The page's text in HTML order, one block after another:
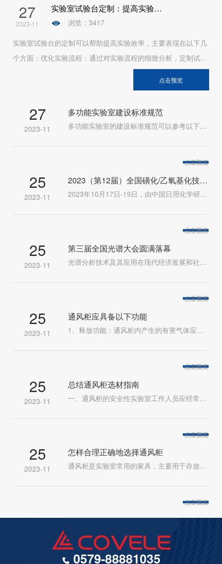
电路保护 / 防夹手定制服务
27
2023-11
实验室试验台定制：提高实验效率
浏览：3417
实验室试验台的定制可以帮助提高实验效率，主要表现在以下几
个方面：优化实验流程：通过对实验流程的细致分析，定制试验
件不适宜而导致的误差，从而提高实验精度。增加实验安全性：
定制试验台可以根据实验室的具体情况，提供完善的安全防护措
施，如防爆、防火、防电击等，从而增加实验安全性，保障实验
人员的生命安全。降低实验成本：定制试验台可以优化实验设备
配置，避免设备资源的浪费，同时也可以降低维护和维修的成
本，从而降低实验成本。提高实验舒适度：定制试验台可以根据
点击预览
27
2023-11
多功能实验室建设标准规范
多功能实验室的建设标准规范可以参考以下内容：实验室净高：常规实验室和研究工作室的室内净高，当不设置空气调节时，不宜低于2.70m；设置空气调节时，不应低于2.40m。走道净高不应低于2.20m。开间：常规实验室标准单元开间应由试验台宽度、布置方式及间距决定。实验台平行布置的标准单元，其开间不宜小于6.60m。进深：常规实验室单元进深应由实验台长度、通风柜及实验仪器设备布置决定，且不宜小于6.60m，无通风柜时，不宜小于5.70m。采光和通风：设置采暖及空气调节的科学实验室建筑，在满足采光要求的前提下，应减少外窗面积。设置空气调节的实验室外窗应具有良好的密闭性及隔热性，且宜设置不少于窗面积1/3的可开启窗扇。门：由1/2个标准单元组成的实验室的门洞宽度不应小于1m，高度不应小于2.10m。由一个及以上标准单元组成的实验室的门洞宽度不应小于1.20m，高度不应小于2.10m。实验室的门扇应设观察窗。设备间距：根据检验项目的不同，划分各区域的危险程度，按由低到高的顺序进行排列。装修和设备：在实验室建设过程中，应优先考虑“实用性”，根据检验项目的不同，对检验设备进行分类，形成可以同时开展不同检验项目的几个区域，赋予每个区域一定的功能性，最大限度地使每个区域可以独立完成所具有的特定功能。
点击预览
25
2023-11
2023（第12届）全国磺化/乙氧基化技术与市场研讨会在江门召开
2023年10月17日-19日，由中国日用化学研究院主办、赞宇科技集团股份有限公司特别协办的“2023(第12届)全国磺化/乙氧基化技术与市场研讨会”在广东省江门市召开，来自全国磺化/乙氧基化行业的150余位专家学者、企业代表莅临并出席本次会议。中国日用化学研究院院长耿涛致会议开幕词，赞宇科技集团副董事长方银军致欢迎词。会议围绕“突破瓶颈努力提升”主题，就我国目前发展面临经济结构调整以及产业化转型升级，针对如何突破传统技术与格局；如何提升产业的绿色化、集约化、智能化；如何实现产品多元化，使更多具有自主知识产权的新产品走出国门、走向世界等问题，从政策形势、发展趋势、投资导向、智能化转型、装置设备、新型技术和绿色循环等方面探讨了磺化乙氧基化的可持续创新发展问题。赞宇科技集团研发中心副主任史立文在会上做了《磺化产业发展现状及未来趋势分析》的分享和交流。19日上午，参会嘉宾集体来到广东赞宇科技有限公司进行参观交流。(本文转载自中国表面活性剂产业联盟)
点击预览
25
2023-11
第三届全国光谱大会圆满落幕
光谱分析技术及其应用在现代经济发展和社会生活中发挥了重要作用。近年来光谱分析技术领域的前沿技术和新应用不断涌现。2023年10月25日至27日第三届全国光谱大会在云南省红河哈尼族彝族自治州蒙自市成功举办。本次大会由北京理化分析测试技术学会主办，清华大学、北京大学、中国科学院化学研究所、国家重有色金属质量检验检测中心、中国检验检测学会测试装备分会协办，北京理化分析测试技术学会光谱分会承办。来自全国各大高校、科研院所、企业单位的光谱及相关领域的院士、专家、学者和技术精英聚集一堂，共同关注光谱新技术新应用，探讨光谱技术新发展，推进光谱事业的进步。岛津企业管理(中国)有限公司(以下简称“岛津”)继前两届大会之后，继续大力支持参与本会议，并带来题为《岛津新一代ICP-MIS技术助力新时代无机元素分析》的大会报告发表。云南省红河哈尼族彝族自治州科学技术局局长刘杰致辞北京矿冶研究总院/北京理化分析测试技术学会光谱分会冯先进研究员/理事长主持开幕式本次大会，中国科学院生态环境研究中心江桂斌院士等专家学者进行了30余场报告发表，并有青年论坛和墙报展示等环节。中国科学院生态环境研究中心江桂斌院士《金属形态与原子光谱》岛津分析计测事业部市场部齐悦涵女士，介绍了岛津新款ICPMS-2040 LF/2050 LF产品的最新技术特点，突出了其高盐基体耐受性和分析效率的提升，并结合行业热点宣传岛津特色LC-ICP-MS技术应用，包括LC-ICP-MS同时分析6种形态砷和3种形态汞，以及SPE-LC-ICP-MS在氯化乙基汞的分析方案。岛津分析计测事业部市场部齐悦涵女士《岛津新一代ICP-MS技术助力新时代无机元素分析》与会专家代表纷纷莅临岛津展位，积极参加现场互动，翻阅并下载相关资料，就光谱行业相关问题展开热烈的交流和经验分享。在本次大会报道日当天，岛津举行了电感耦合等离子体质谱仪ICPMS-2040LF/2050LF新品发布会《讲究，不将就——岛津发布新品ICPMS-2040LF/2050LF》。并邀请北京矿冶研究总院/北京理化分析测试技术学会光谱分会冯先进研究员/理事长、岛津分析计测事业部市场部胡家祥部长为新产品揭幕，与现场多位专家一同鉴证新品发布的闪亮时刻。本次大会凝聚国内光谱界同仁的力量，着重面向各类技术问题的应对、光谱技术人才队伍的建设，促进光谱分析基础研究和应用技术的发展。岛津将一如既往与各位行业专家共同研讨，相互交流，共同为我国光谱事业的发展贡献力量。
点击预览
25
2023-11
通风柜应具备以下功能
1、释放功能：通风柜内产生的有害气体应通过吸收柜外气体来稀释，然后排除室外机构。隔离功能：通风柜前应使用不滑动的玻璃窗隔离通风柜内外。耐热耐酸碱腐蚀功能：有些通风柜需要安装电炉，有些实验产生大量酸碱等有毒有害气体，腐蚀性强。通风柜台面、衬板、侧板、所选水嘴、气嘴应具有防腐功能。在半导体工业或腐蚀性实验中使用硫酸、硝酸、氢氟酸等强酸时，通风柜的整体材料必须防酸碱，必须由不锈钢或聚氯乙烯制成。2、不倒流功能：通风柜内排气扇产生的气流应具有防止有害气体从通风柜内反向流入室内的功能。为了保证这个功能的实现，一个通风柜和一个通风机用一个管道连接是一个很好的方法，不能用一个管道连接，只能用同一个房间并联，通风机尽量安装在管道的末端(或顶部)。3、补充功能：排放有害气体时，应有从通风柜外吸入空气的通道或替代装置。4、风速控制功能：为了防止通风柜中的有害气体逸出，需要有一定的吸入速度。决定通风柜进气速度的因素有：实验内容产生的热量和与通风次数的关系。主要是实验内容和有害物质的性质。一般来说，无毒污染物为0.25-0.38m/s，有毒或有危险的有害物质为0.4-0.5m/s，剧毒或少量放射性为0.5-0.6m/s，气体为0.5m/s，颗粒为1m/s。为了保证这样的风速，排气扇应该有必要的静压，即空气通过通风管道时的摩擦阻力。在确定风速时，还必须注意噪声问题。当空气在管道中流动时，7-10m是限制，超过10m会产生噪声。通常，实验室(室内背景噪声级)噪声限制值为70dBA，增加管道剪面积会降低风速，降低管道成本和施工问题。
点击预览
25
2023-11
总结通风柜选材指南
一、通风柜的安全性实验室工作人员应经常在充满有毒、腐蚀性、易燃、易爆或其他有害物质的地方工作，并必须采取相应的安全措施，以确保其人身安全。实验室的工作环境和通风柜的安全性非常重要。1.通风柜不是普通的实验柜，而是排毒设备。投入使用前，必须经过严格的检测，达到脱毒柜相关标准的性能要求。如果实验室家具采用通风柜，家具检验方法获得的检验报告不合格，不能投入使用。2.国际智能通风柜国际智能通风柜是国际智能通风柜的创新解决方案，没有工作人员在通风柜区域活动。国际智能通风柜包括用于大型测试设备的通风柜设备和用于过滤和去除空气中化学物质的过滤通风柜设备。它还包括耐腐蚀、耐用的高性能解毒柜和可用于轴向元素识别样品的防腐解毒柜。通风柜的尺寸、形状、功能、设计和技术各不相同，以满足不同化学、生物和制药实验室的要求。所有的智能毒物柜产品都有一个共同点，就是利用顶部的空气动力学原理，通过金属外壳可以有效消除有害物质，通风柜设备的门可以阻挡碎片和化学飞溅。它能有效阻挡火焰，排毒柜可根据需要定制，模具系统可为任何实验室定制个性化解决方案。(1)通用通风柜通风柜设备适用于各种应用，专为通用实验室环境设计。易于使用、安装和测试，即使是困难复杂的测试和独特的空气概念也能提供优异的效果。通用绿色机柜具有无与伦比的安全性能、广泛的适用性、易用性和维护性，运行成本低。(2)高性能通风柜高效率风柜是分析样品制备阶段酸性化学品消化实验的常用设备。本实验中使用的强酸强碱化学品及其产生的高温是设备的严格试验。高性能通风柜内部为陶瓷或聚丙烯，材料耐腐蚀。腐蚀性能使高性能脱毒柜适用于任何恶劣的实验环境。将酸性溶剂和储物柜放在通风柜底部，通风柜内可方便地安装过滤器，去除空气中的水溶性和脂溶性颗粒，达到净化空气的目的。高性能排毒柜，耐腐蚀性强。内部材料采用陶瓷或聚丙烯。(3)进入通风柜进料通风柜多用于大型设备的安装和测试，如分馏塔或色谱系列塔。同时，特点是入户通风柜。还可根据需要随时将设备移至通风柜外。移动到通风柜内部。
点击预览
25
2023-11
怎样合理正确地选择通风柜
通风柜是实验室常用的家具，主要用于存放一些实验室用品。选择通风柜有很多讲究。下面给大家介绍一下。选择一个好的通风柜主要从以下三个方面入手:一，通风柜的低柜1.如果在实验中使用挥发性药物，需要选择抽气功能;2.气、电、水等备置是否合理，是否能保证安全。3.材料牢不牢，能否防火，能否承受实验室各种化学物质的侵蚀。二，通风柜上柜1.应选择适应性控制系统或变风量或定风量;2.风速能否满足要求;3.看选择环氧树脂板还是抗贝特板作为内衬材料的通风柜;4.通风柜的开口位置是否适合实验室空间。三，通风柜台面1.桌面材料的特性能是否符合实验要求;2.有无出水槽及放杯槽;3.是否有碟形保护边，可以防止液体泄漏。4.出风口设计能否适应实验室环境。
点击预览
0579-88881035